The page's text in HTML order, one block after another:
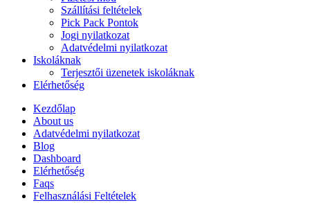
Szállítási feltételek
Pick Pack Pontok
Jogi nyilatkozat
Adatvédelmi nyilatkozat
Iskoláknak
Terjesztői üzenetek iskoláknak
Elérhetőség
Kezdőlap
About us
Adatvédelmi nyilatkozat
Blog
Dashboard
Elérhetőség
Faqs
Felhasználási Feltételek